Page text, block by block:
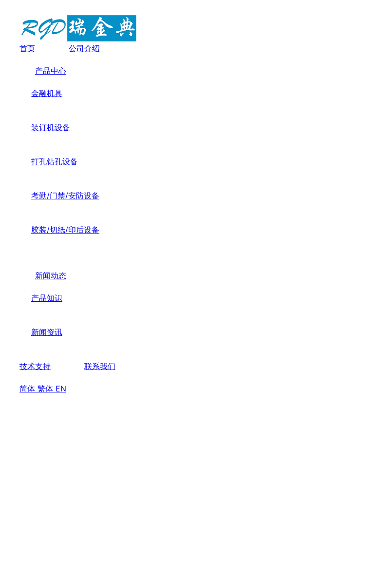
首页 公司介绍
产品中心
金融机具
装订机设备
打孔钻孔设备
考勤/门禁/安防设备
胶装/切纸/印后设备
新闻动态
产品知识
新闻资讯
技术支持 联系我们
简体 繁体 EN